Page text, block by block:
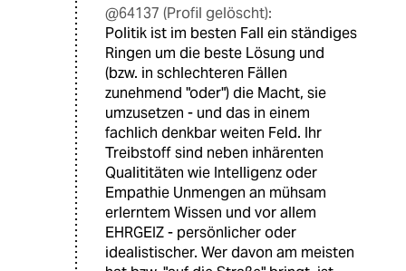
@64137 (Profil gelöscht):
Politik ist im besten Fall ein ständiges
Ringen um die beste Lösung und
(bzw. in schlechteren Fällen
zunehmend "oder") die Macht, sie
umzusetzen - und das in einem
fachlich denkbar weiten Feld. Ihr
Treibstoff sind neben inhärenten
Qualititäten wie Intelligenz oder
Empathie Unmengen an mühsam
erlerntem Wissen und vor allem
EHRGEIZ - persönlicher oder
idealistischer. Wer davon am meisten